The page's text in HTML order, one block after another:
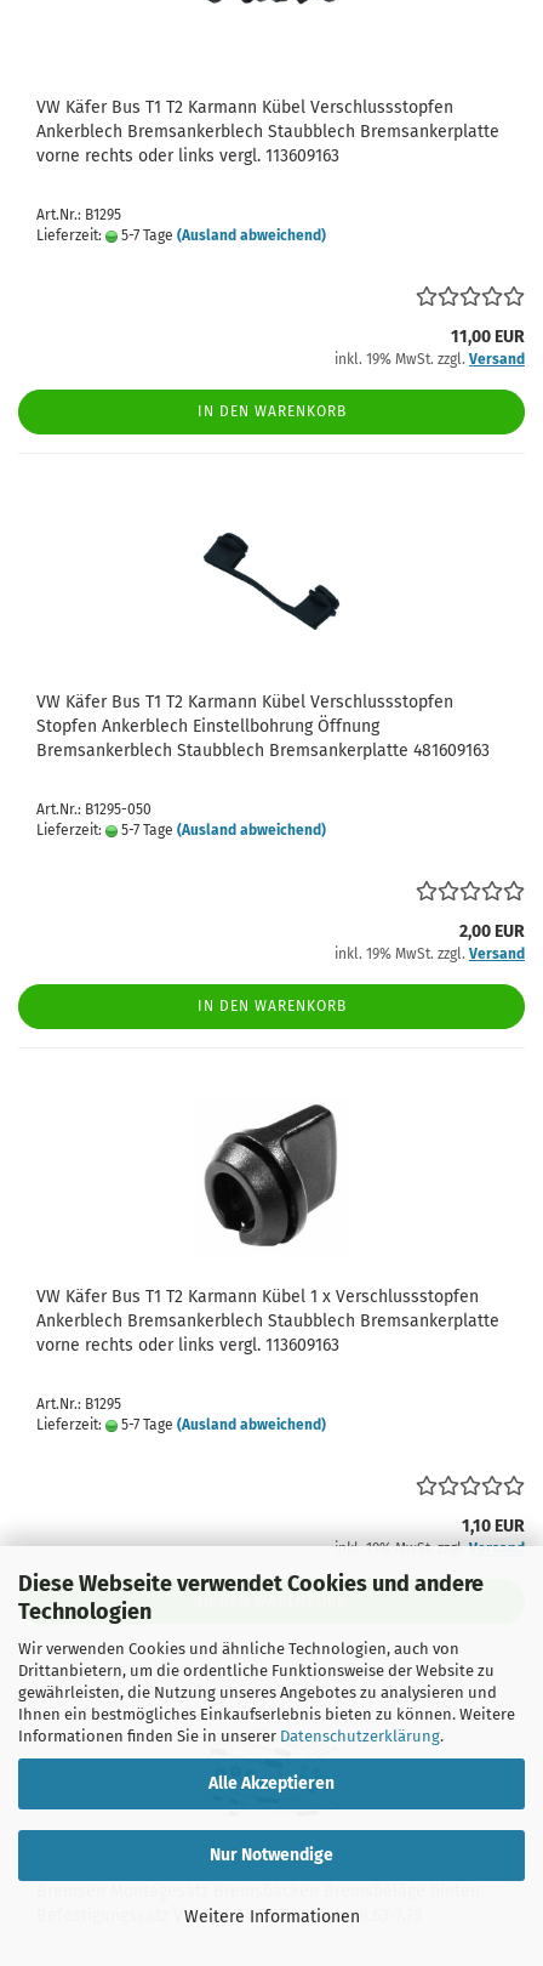
Diese Webseite verwendet Cookies und andere
Technologien
Wir verwenden Cookies und ähnliche Technologien, auch von
Drittanbietern, um die ordentliche Funktionsweise der Website zu
gewährleisten, die Nutzung unseres Angebotes zu analysieren und
Ihnen ein bestmögliches Einkaufserlebnis bieten zu können. Weitere
Informationen finden Sie in unserer Datenschutzerklärung.
Alle Akzeptieren
Nur Notwendige
Weitere Informationen
VW Käfer Bus T1 T2 Karmann Kübel Verschlussstopfen
Ankerblech Bremsankerblech Staubblech Bremsankerplatte
vorne rechts oder links vergl. 113609163
Art.Nr.: B1295
Lieferzeit:
5-7 Tage (Ausland abweichend)
11,00 EUR
inkl. 19% MwSt. zzgl. Versand
IN DEN WARENKORB
VW Käfer Bus T1 T2 Karmann Kübel Verschlussstopfen
Stopfen Ankerblech Einstellbohrung Öffnung
Bremsankerblech Staubblech Bremsankerplatte 481609163
Art.Nr.: B1295-050
Lieferzeit:
5-7 Tage (Ausland abweichend)
2,00 EUR
inkl. 19% MwSt. zzgl. Versand
IN DEN WARENKORB
VW Käfer Bus T1 T2 Karmann Kübel 1 x Verschlussstopfen
Ankerblech Bremsankerblech Staubblech Bremsankerplatte
vorne rechts oder links vergl. 113609163
Art.Nr.: B1295
Lieferzeit:
5-7 Tage (Ausland abweichend)
1,10 EUR
inkl. 19% MwSt. zzgl.Versand
Befestigungssatz VW Bus T1 T2 Ta Samba 8.63-7.79